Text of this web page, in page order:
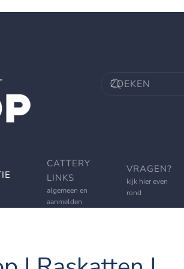
CATTERY
LINKS
algemeen en
aanmelden
VRAGEN?
kijk hier even
rond